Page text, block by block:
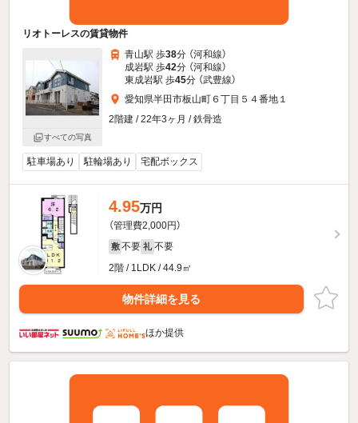
リオトーレスの賃貸物件
すべての写真
青山駅 歩38分 （河和線）
成岩駅 歩42分 （河和線）
東成岩駅 歩45分 （武豊線）
愛知県半田市板山町６丁目５４番地１
2階建 / 22年3ヶ月 / 鉄骨造
駐車場あり 駐輪場あり 宅配ボックス
4.95万円
（管理費2,000円）
敷 不要 礼 不要
2階 / 1LDK / 44.9㎡
物件詳細を見る
ほか提供